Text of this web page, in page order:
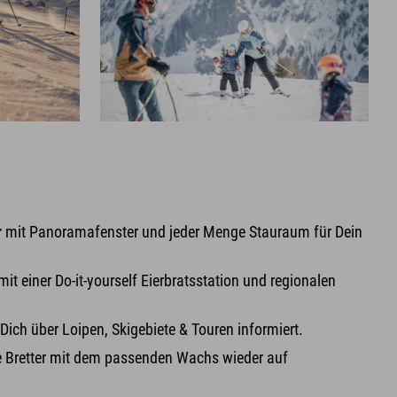
mit Panoramafenster und jeder Menge Stauraum für Dein
einer Do-it-yourself Eierbratsstation und regionalen
über Loipen, Skigebiete & Touren informiert.
Bretter mit dem passenden Wachs wieder auf